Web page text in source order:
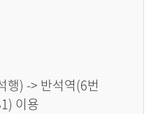
행) -> 반석역(6번
이용